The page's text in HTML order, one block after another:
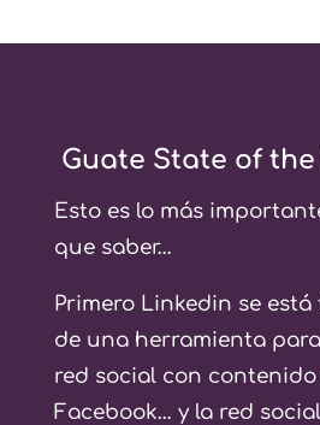
Guate State of the
Esto es lo más
que saber…
Primero Linkedin se
de una herramienta
red social con
Facebook… y la red